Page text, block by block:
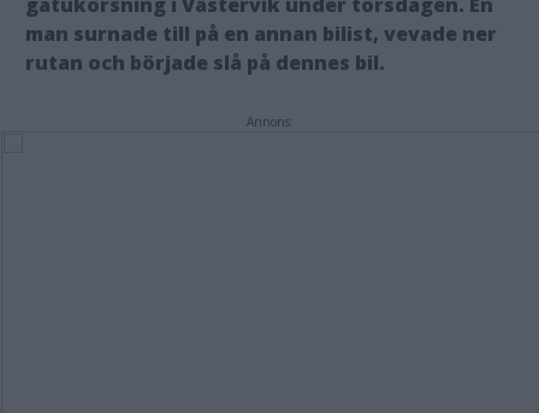
man surnade till på en annan bilist, vevade ner
rutan och började slå på dennes bil.
Annons: